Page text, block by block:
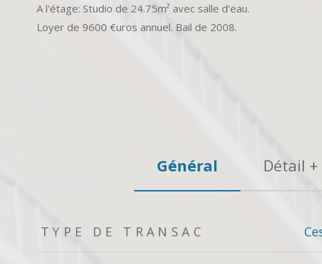
A l'étage: Studio de 24.75m² avec salle d'eau.
Loyer de 9600 €uros annuel. Bail de 2008.
Général Détail +
TRAD_ZEPHYR_Caracteristique TRAD_ZEPHYR_Valeurs
TYPE DE TRANSAC